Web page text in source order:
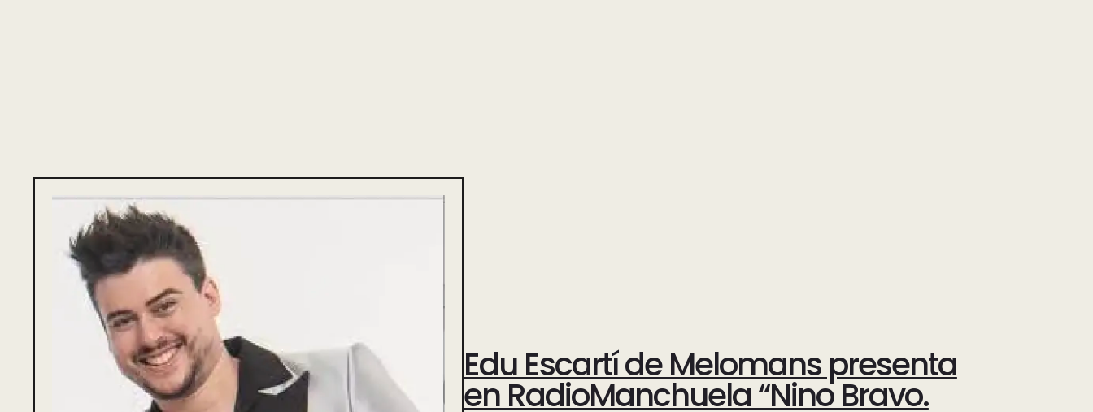
Edu Escartí de Melomans presenta
en RadioManchuela “Nino Bravo.